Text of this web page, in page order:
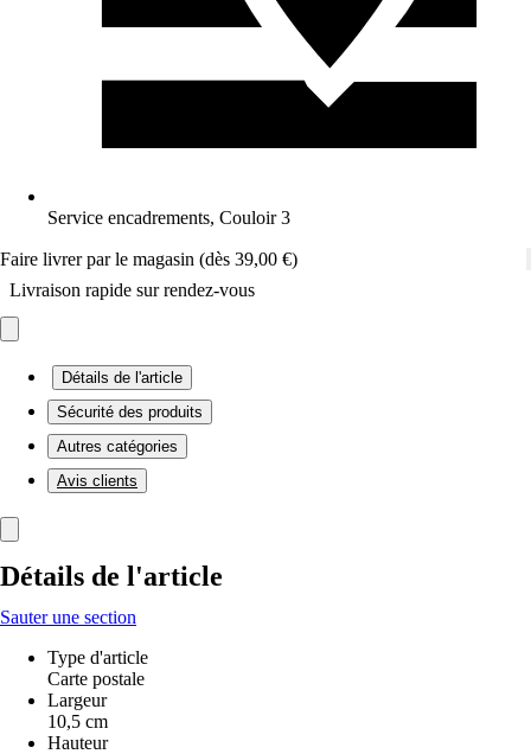
Service encadrements, Couloir 3
Faire livrer par le magasin (dès 39,00 €)
Livraison rapide sur rendez-vous
Détails de l'article
Sécurité des produits
Autres catégories
Avis clients
Détails de l'article
Sauter une section
Type d'article
Carte postale
Largeur
10,5 cm
Hauteur